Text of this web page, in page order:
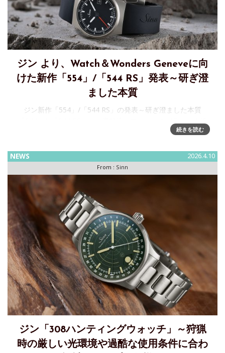
ジン より、Watch＆Wonders Geneveに向
けた新作「554」/「544 RS」発表～研ぎ澄
ました本質
ジン新作「554」/「544 RS」の発表～研ぎ澄ました本質
求した機械式腕時計です。明確なデザイン、精密な製造技
続きを読む
NEWS 2026.4.10
From : Sinn
ジン「308ハンティングウォッチ」～狩猟
時の厳しい光環境や過酷な使用条件に合わ